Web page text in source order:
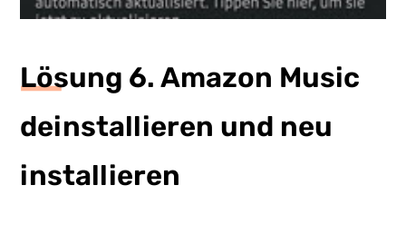
Lösung 6. Amazon Music
deinstallieren und neu
installieren